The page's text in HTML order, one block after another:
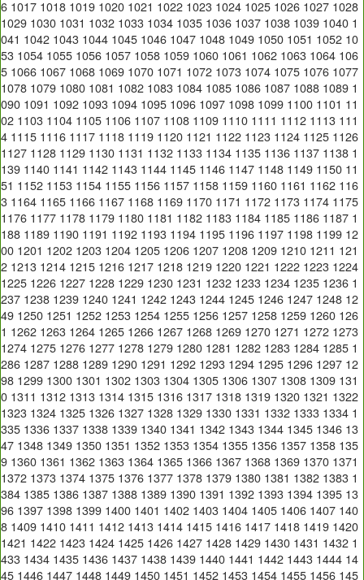
6 1017 1018 1019 1020 1021 1022 1023 1024 1025 1026 1027 1028
1029 1030 1031 1032 1033 1034 1035 1036 1037 1038 1039 1040 1
041 1042 1043 1044 1045 1046 1047 1048 1049 1050 1051 1052 10
53 1054 1055 1056 1057 1058 1059 1060 1061 1062 1063 1064 106
5 1066 1067 1068 1069 1070 1071 1072 1073 1074 1075 1076 1077
1078 1079 1080 1081 1082 1083 1084 1085 1086 1087 1088 1089 1
090 1091 1092 1093 1094 1095 1096 1097 1098 1099 1100 1101 11
02 1103 1104 1105 1106 1107 1108 1109 1110 1111 1112 1113 111
4 1115 1116 1117 1118 1119 1120 1121 1122 1123 1124 1125 1126
1127 1128 1129 1130 1131 1132 1133 1134 1135 1136 1137 1138 1
139 1140 1141 1142 1143 1144 1145 1146 1147 1148 1149 1150 11
51 1152 1153 1154 1155 1156 1157 1158 1159 1160 1161 1162 116
3 1164 1165 1166 1167 1168 1169 1170 1171 1172 1173 1174 1175
1176 1177 1178 1179 1180 1181 1182 1183 1184 1185 1186 1187 1
188 1189 1190 1191 1192 1193 1194 1195 1196 1197 1198 1199 12
00 1201 1202 1203 1204 1205 1206 1207 1208 1209 1210 1211 121
2 1213 1214 1215 1216 1217 1218 1219 1220 1221 1222 1223 1224
1225 1226 1227 1228 1229 1230 1231 1232 1233 1234 1235 1236 1
237 1238 1239 1240 1241 1242 1243 1244 1245 1246 1247 1248 12
49 1250 1251 1252 1253 1254 1255 1256 1257 1258 1259 1260 126
1 1262 1263 1264 1265 1266 1267 1268 1269 1270 1271 1272 1273
1274 1275 1276 1277 1278 1279 1280 1281 1282 1283 1284 1285 1
286 1287 1288 1289 1290 1291 1292 1293 1294 1295 1296 1297 12
98 1299 1300 1301 1302 1303 1304 1305 1306 1307 1308 1309 131
0 1311 1312 1313 1314 1315 1316 1317 1318 1319 1320 1321 1322
1323 1324 1325 1326 1327 1328 1329 1330 1331 1332 1333 1334 1
335 1336 1337 1338 1339 1340 1341 1342 1343 1344 1345 1346 13
47 1348 1349 1350 1351 1352 1353 1354 1355 1356 1357 1358 135
9 1360 1361 1362 1363 1364 1365 1366 1367 1368 1369 1370 1371
1372 1373 1374 1375 1376 1377 1378 1379 1380 1381 1382 1383 1
384 1385 1386 1387 1388 1389 1390 1391 1392 1393 1394 1395 13
96 1397 1398 1399 1400 1401 1402 1403 1404 1405 1406 1407 140
8 1409 1410 1411 1412 1413 1414 1415 1416 1417 1418 1419 1420
1421 1422 1423 1424 1425 1426 1427 1428 1429 1430 1431 1432 1
433 1434 1435 1436 1437 1438 1439 1440 1441 1442 1443 1444 14
45 1446 1447 1448 1449 1450 1451 1452 1453 1454 1455 1456 145